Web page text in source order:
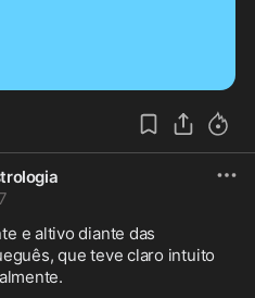
e altivo diante das
que teve claro intuito